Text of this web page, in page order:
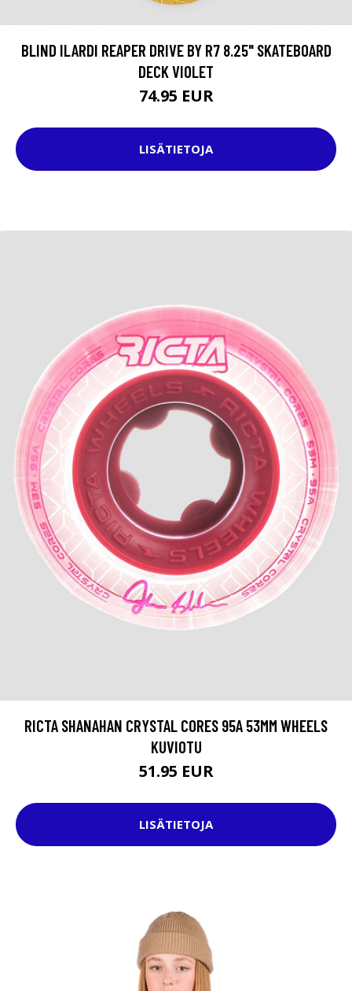
BLIND ILARDI REAPER DRIVE BY R7 8.25" SKATEBOARD
DECK VIOLET
74.95 EUR
LISÄTIETOJA
RICTA SHANAHAN CRYSTAL CORES 95A 53MM WHEELS
KUVIOTU
51.95 EUR
LISÄTIETOJA